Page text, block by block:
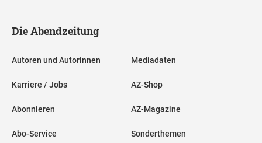
Die Abendzeitung
Autoren und Autorinnen
Karriere / Jobs
Abonnieren
Abo-Service
Mediadaten
AZ-Shop
AZ-Magazine
Sonderthemen